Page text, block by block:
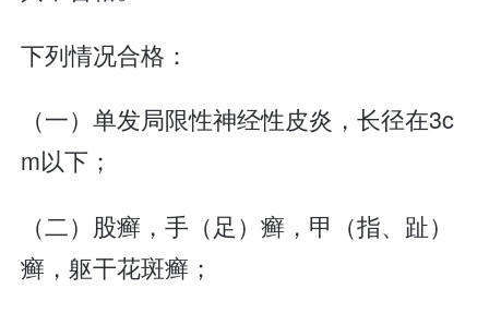
下列情况合格：
（一）单发局限性神经性皮炎，长径在3c
m以下；
（二）股癣，手（足）癣，甲（指、趾）
癣，躯干花斑癣；